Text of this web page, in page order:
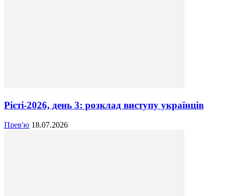
Рієті-2026, день 3: розклад виступу українців
Прев'ю 18.07.2026